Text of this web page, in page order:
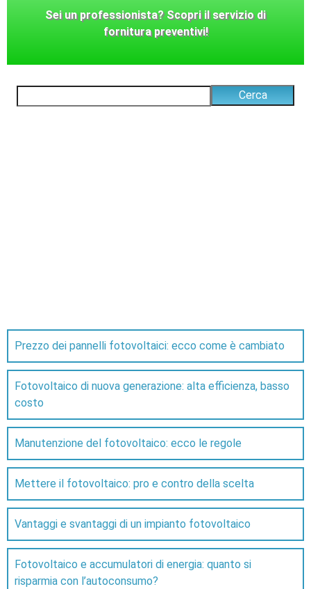
Prezzo dei pannelli fotovoltaici: ecco come è cambiato
Fotovoltaico di nuova generazione: alta efficienza, basso
costo
Manutenzione del fotovoltaico: ecco le regole
Mettere il fotovoltaico: pro e contro della scelta
Vantaggi e svantaggi di un impianto fotovoltaico
Fotovoltaico e accumulatori di energia: quanto si
risparmia con l’autoconsumo?